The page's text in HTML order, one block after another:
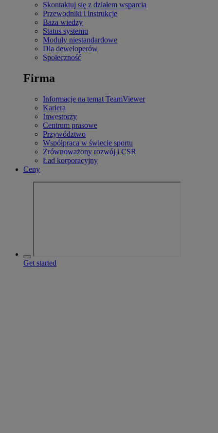
Skontaktuj się z działem wsparcia
Przewodniki i instrukcje
Baza wiedzy
Status systemu
Moduły niestandardowe
Dla deweloperów
Społeczność
Firma
Informacje na temat TeamViewer
Kariera
Inwestorzy
Centrum prasowe
Przywództwo
Współpraca w świecie sportu
Zrównoważony rozwój i CSR
Ład korporacyjny
Ceny
Get started